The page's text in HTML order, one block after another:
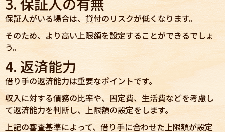
保証人がいる場合は、貸付のリスクが低くなります。
そのため、より高い上限額を設定することができるでしょ
う。
4. 返済能力
借り手の返済能力は重要なポイントです。
収入に対する債務の比率や、固定費、生活費などを考慮し
て返済能力を判断し、上限額の設定をします。
上記の審査基準によって、借り手に合わせた上限額が設定